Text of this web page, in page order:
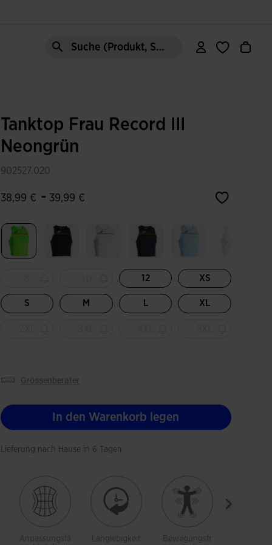
Suche (Produkt, Stil, Bereich, etc.)
Tanktop Frau Record III
Neongrün
902527.020
38,99 € - 39,99 €
12 XS
S M L XL
grössenberater
In den Warenkorb legen
Lieferung nach Hause in 6 Tagen
Anpassungsfä
Langlebigkeit
Bewegungsfr